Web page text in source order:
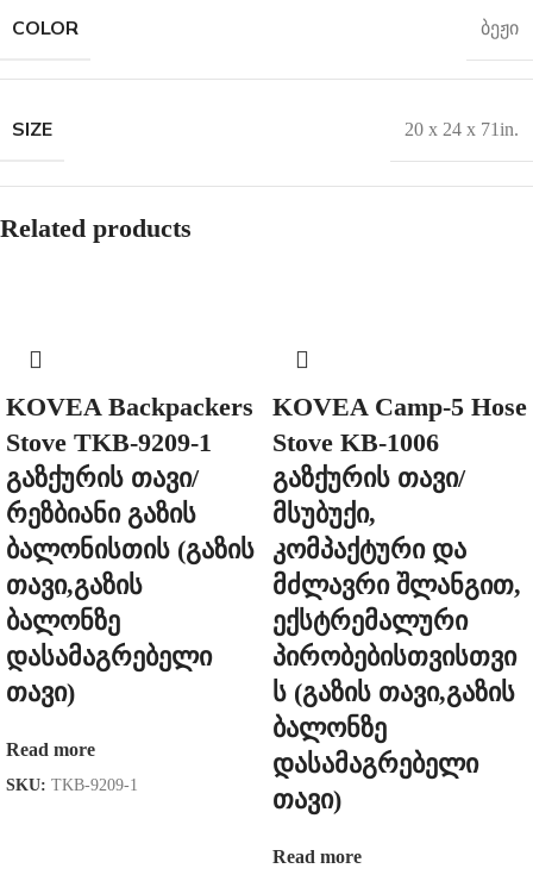
COLOR ბეჟი
SIZE 20 x 24 x 71in.
Related products
KOVEA Backpackers
Stove TKB-9209-1
გაზქურის თავი/
რეზბიანი გაზის
ბალონისთის (გაზის
თავი,გაზის
ბალონზე
დასამაგრებელი
თავი)
Read more
SKU: TKB-9209-1
KOVEA Camp-5 Hose
Stove KB-1006
გაზქურის თავი/
მსუბუქი,
კომპაქტური და
მძლავრი შლანგით,
ექსტრემალური
პირობებისთვისთვი
ს (გაზის თავი,გაზის
ბალონზე
დასამაგრებელი
თავი)
Read more